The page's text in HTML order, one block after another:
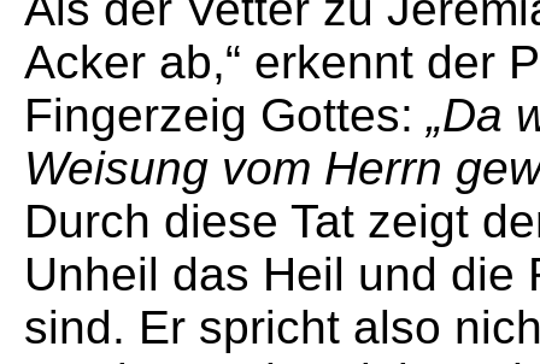
Acker ab,“ erkennt der
Fingerzeig Gottes: „Da
Weisung vom Herrn
Durch diese Tat zeigt
Unheil das Heil und die
sind. Er spricht also